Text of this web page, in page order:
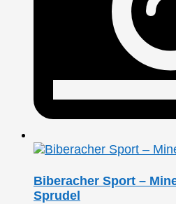
Biberacher Sport –
Sprudel